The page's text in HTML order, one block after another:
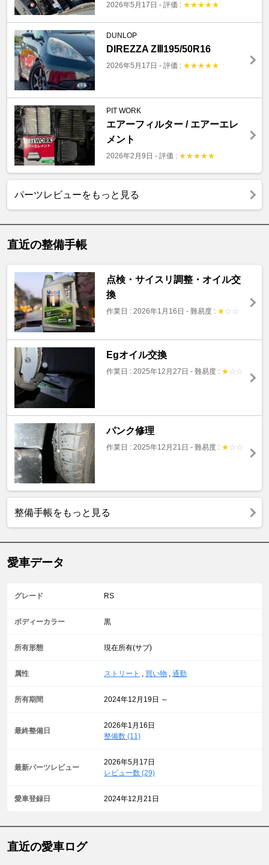
2026年5月17日 - 評価 : ★★★★★
DUNLOP
DIREZZA ZⅢ195/50R16
2026年5月17日 - 評価 : ★★★★★
PIT WORK
エアーフィルター / エアーエレ
メント
2026年2月9日 - 評価 : ★★★★★
パーツレビューをもっと見る
直近の整備手帳
点検・サイスリ調整・オイル交
換
作業日 : 2026年1月16日 - 難易度 : ★ ☆ ☆
Egオイル交換
作業日 : 2025年12月27日 - 難易度 : ★ ☆ ☆
パンク修理
作業日 : 2025年12月21日 - 難易度 : ★ ☆ ☆
整備手帳をもっと見る
愛車データ
グレード RS
ボディーカラー 黒
所有形態 現在所有(サブ)
属性 ストリート , 買い物 , 通勤
所有期間 2024年12月19日 ～
最終整備日
2026年1月16日
整備数 (11)
最新パーツレビュー
2026年5月17日
レビュー数 (29)
愛車登録日 2024年12月21日
直近の愛車ログ